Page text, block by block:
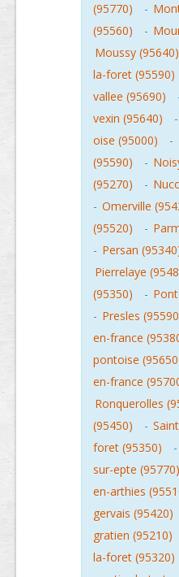
(95770)
-
(95560)
-
Moussy (95640)
la-foret (95590)
vallee (95690)
vexin (95640)
-
oise (95000)
-
(95590)
-
(95270)
-
- Omerville
(95520)
-
- Persan
Pierrelaye
(95350)
-
- Presles
en-france
pontoise
en-france
Ronquerolles
(95450)
-
foret (95350)
-
sur-epte (95770)
en-arthies
gervais (95420)
gratien (95210)
la-foret (95320)